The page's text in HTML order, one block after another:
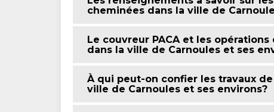
cheminées dans la ville de
Le couvreur PACA et les
dans la ville de Carnoules et ses
À qui peut-on confier les travaux
ville de Carnoules et ses environs?